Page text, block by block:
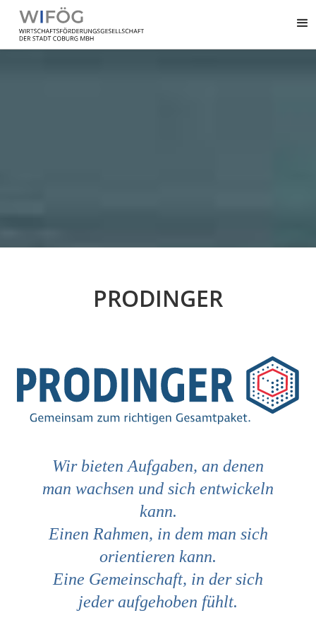
PRODINGER
Wir bieten Aufgaben, an denen
man wachsen und sich entwickeln
kann.
Einen Rahmen, in dem man sich
orientieren kann.
Eine Gemeinschaft, in der sich
jeder aufgehoben fühlt.